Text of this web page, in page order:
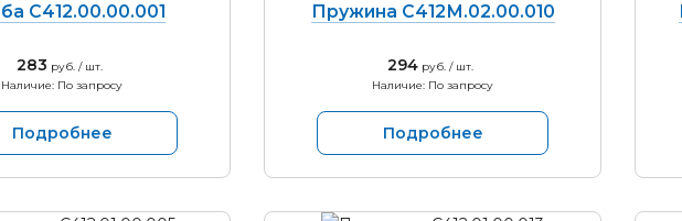
С412.00.00.001
283 руб. / шт.
Наличие: По запросу
Подробнее
Пружина С412М.02.00.010
294руб. / шт.
Наличие: По запросу
Подробнее